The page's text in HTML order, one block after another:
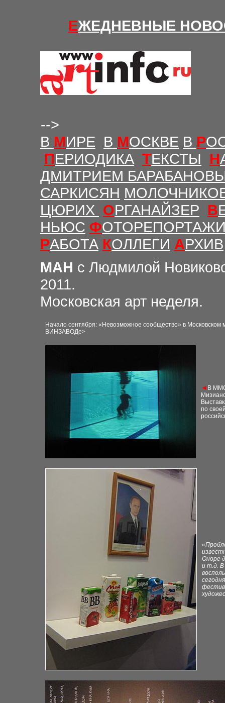
ЕЖЕДНЕВНЫЕ Н
-->
В МИРЕ В МОСКВЕ В Р
ПЕРИОДИКА ТЕКСТЫ Н
ДМИТРИЕМ
САРКИСЯН
ЦЮРИХ ОРГАНАЙЗЕР В
НЬЮС Ф
РАБОТА КОЛЛЕГИ АРХИВ
МАН с Людмилой
2011.
Московская арт неделя.
Начало сентября: «Невозможное сообщество» в Московском
ВИНЗАВОДе>
◄ В
по
«
Оноре
и т.д. В